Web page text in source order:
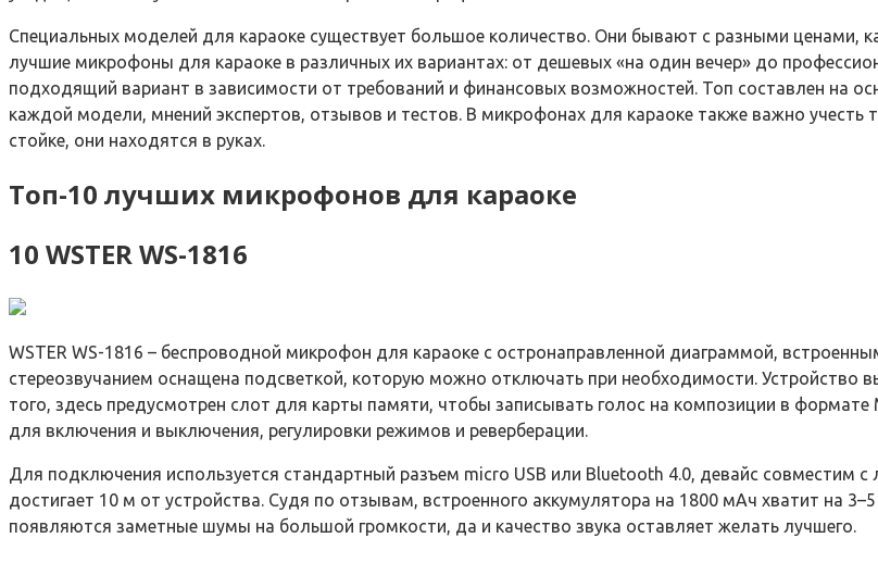
Специальных моделей для караоке существует большое количество. Они бывают с разными ценами,
лучшие микрофоны для караоке в различных их вариантах: от дешевых «на один вечер» до
подходящий вариант в зависимости от требований и финансовых возможностей. Топ составлен на
каждой модели, мнений экспертов, отзывов и тестов. В микрофонах для караоке также важно учесть
стойке, они находятся в руках.
Топ-10 лучших микрофонов для караоке
10 WSTER WS-1816
WSTER WS-1816 – беспроводной микрофон для караоке с остронаправленной диаграммой,
стереозвучанием оснащена подсветкой, которую можно отключать при необходимости. Устройство
того, здесь предусмотрен слот для карты памяти, чтобы записывать голос на композиции в
для включения и выключения, регулировки режимов и реверберации.
Для подключения используется стандартный разъем micro USB или Bluetooth 4.0, девайс совместим
достигает 10 м от устройства. Судя по отзывам, встроенного аккумулятора на 1800 мАч хватит на
появляются заметные шумы на большой громкости, да и качество звука оставляет желать лучшего.